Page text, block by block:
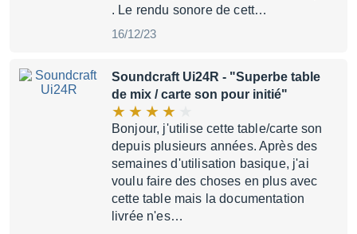
. Le rendu sonore de cett…
16/12/23
Soundcraft Ui24R - "Superbe table
de mix / carte son pour initié"
Bonjour, j'utilise cette table/carte son
depuis plusieurs années. Après des
semaines d'utilisation basique, j'ai
voulu faire des choses en plus avec
cette table mais la documentation
livrée n'es…